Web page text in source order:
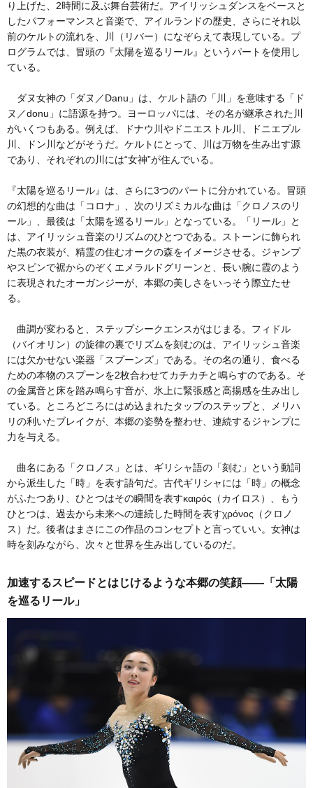
り上げた、2時間に及ぶ舞台芸術だ。アイリッシュダンスをベースと
したパフォーマンスと音楽で、アイルランドの歴史、さらにそれ以
前のケルトの流れを、川（リバー）になぞらえて表現している。プ
ログラムでは、冒頭の『太陽を巡るリール』というパートを使用し
ている。
ダヌ女神の「ダヌ／Danu」は、ケルト語の「川」を意味する「ド
ヌ／donu」に語源を持つ。ヨーロッパには、その名が継承された川
がいくつもある。例えば、ドナウ川やドニエストル川、ドニエプル
川、ドン川などがそうだ。ケルトにとって、川は万物を生み出す源
であり、それぞれの川には“女神”が住んでいる。
『太陽を巡るリール』は、さらに3つのパートに分かれている。冒頭
の幻想的な曲は「コロナ」、次のリズミカルな曲は「クロノスのリ
ール」、最後は「太陽を巡るリール」となっている。「リール」と
は、アイリッシュ音楽のリズムのひとつである。ストーンに飾られ
た黒の衣装が、精霊の住むオークの森をイメージさせる。ジャンプ
やスピンで裾からのぞくエメラルドグリーンと、長い腕に霞のよう
に表現されたオーガンジーが、本郷の美しさをいっそう際立たせ
る。
曲調が変わると、ステップシークエンスがはじまる。フィドル
（バイオリン）の旋律の裏でリズムを刻むのは、アイリッシュ音楽
には欠かせない楽器「スプーンズ」である。その名の通り、食べる
ための本物のスプーンを2枚合わせてカチカチと鳴らすのである。そ
の金属音と床を踏み鳴らす音が、氷上に緊張感と高揚感を生み出し
ている。ところどころにはめ込まれたタップのステップと、メリハ
リの利いたブレイクが、本郷の姿勢を整わせ、連続するジャンプに
力を与える。
曲名にある「クロノス」とは、ギリシャ語の「刻む」という動詞
から派生した「時」を表す語句だ。古代ギリシャには「時」の概念
がふたつあり、ひとつはその瞬間を表すκαιρός（カイロス）、もう
ひとつは、過去から未来への連続した時間を表すχρόνος（クロノ
ス）だ。後者はまさにこの作品のコンセプトと言っていい。女神は
時を刻みながら、次々と世界を生み出しているのだ。
加速するスピードとはじけるような本郷の笑顔――「太陽
を巡るリール」